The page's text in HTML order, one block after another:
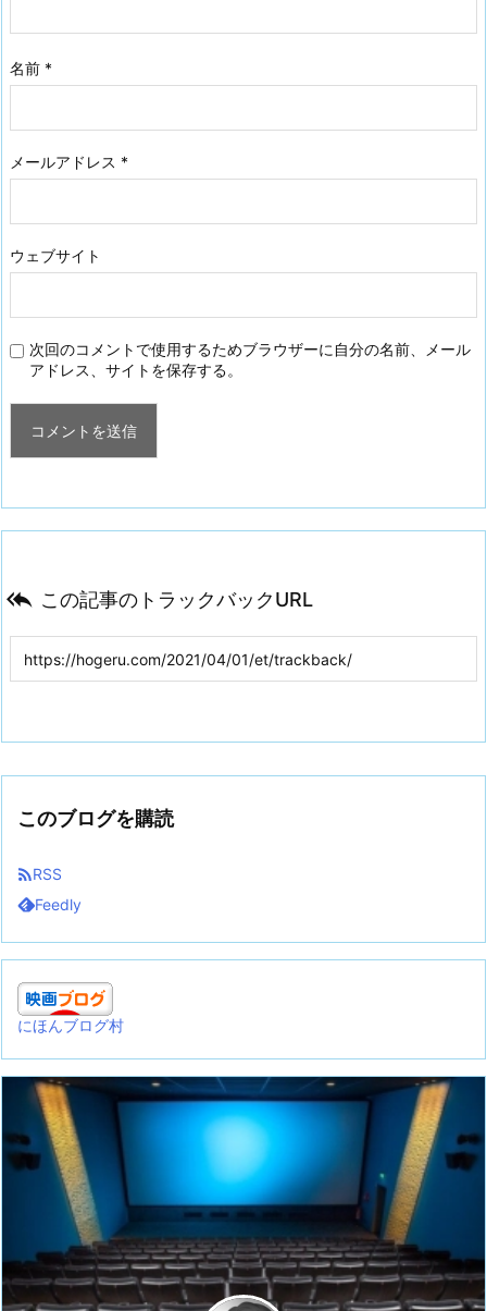
名前 *
メールアドレス *
ウェブサイト
次回のコメントで使用するためブラウザーに自分の名前、メール
アドレス、サイトを保存する。
 この記事のトラックバックURL
このブログを購読
RSS
Feedly
にほんブログ村